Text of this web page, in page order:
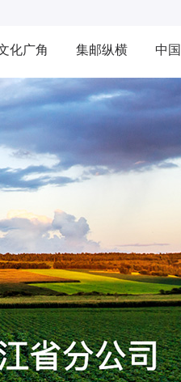
化广角 集邮纵横 中